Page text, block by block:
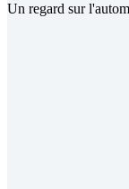
Un regard sur